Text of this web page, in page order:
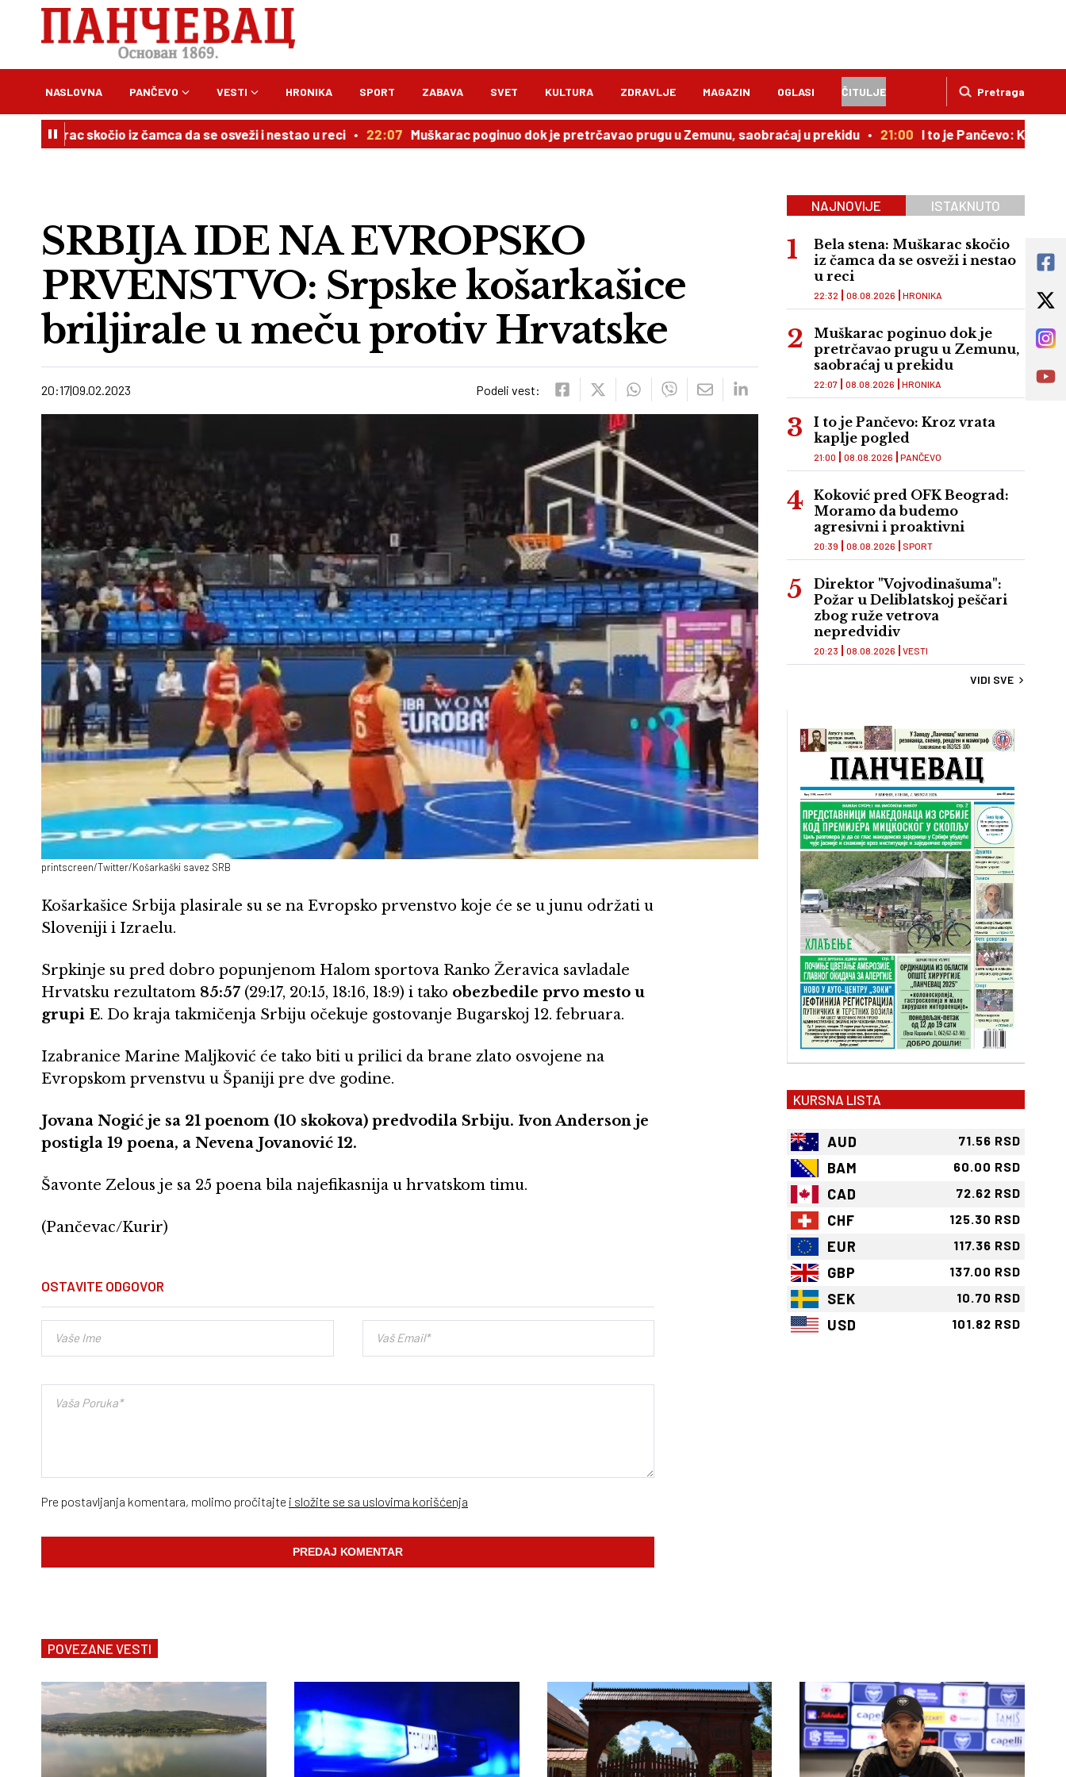
Pretraga
NASLOVNA PANČEVO VESTI HRONIKA SPORT ZABAVA SVET KULTURA ZDRAVLJE MAGAZIN OGLASI ČITULJE
skočio iz čamca da se osveži i nestao u reci 22:07 Muškarac poginuo dok je pretrčavao prugu u Zemunu, saobraćaj u prekidu 21:00 I to je Pančevo: Kroz vrata kaplje
SRBIJA IDE NA EVROPSKO
PRVENSTVO: Srpske košarkašice
briljirale u meču protiv Hrvatske
20:1709.02.2023 Podeli vest:
printscreen/Twitter/Košarkaški savez SRB
Košarkašice Srbija plasirale su se na Evropsko prvenstvo koje će se u junu održati u
Sloveniji i Izraelu.
Srpkinje su pred dobro popunjenom Halom sportova Ranko Žeravica savladale
Hrvatsku rezultatom 85:57 (29:17, 20:15, 18:16, 18:9) i tako obezbedile prvo mesto u
grupi E. Do kraja takmičenja Srbiju očekuje gostovanje Bugarskoj 12. februara.
Izabranice Marine Maljković će tako biti u prilici da brane zlato osvojene na
Evropskom prvenstvu u Španiji pre dve godine.
Jovana Nogić je sa 21 poenom (10 skokova) predvodila Srbiju. Ivon Anderson je
postigla 19 poena, a Nevena Jovanović 12.
Šavonte Zelous je sa 25 poena bila najefikasnija u hrvatskom timu.
(Pančevac/Kurir)
OSTAVITE ODGOVOR
Pre postavljanja komentara, molimo pročitajte i složite se sa uslovima korišćenja
NAJNOVIJE ISTAKNUTO
Bela stena: Muškarac skočio
iz čamca da se osveži i nestao
u reci
HRONIKA
22:32 08.08.2026
Muškarac poginuo dok je
pretrčavao prugu u Zemunu,
saobraćaj u prekidu
HRONIKA
22:07 08.08.2026
I to je Pančevo: Kroz vrata
kaplje pogled
PANČEVO
21:00 08.08.2026
Koković pred OFK Beograd:
Moramo da budemo
agresivni i proaktivni
SPORT
20:39 08.08.2026
Direktor "Vojvodinašuma":
Požar u Deliblatskoj peščari
zbog ruže vetrova
nepredvidiv
VESTI
20:23 08.08.2026
VIDI SVE
KURSNA LISTA
AUD 71.56 RSD
BAM 60.00 RSD
CAD 72.62 RSD
CHF 125.30 RSD
EUR 117.36 RSD
GBP 137.00 RSD
SEK 10.70 RSD
USD 101.82 RSD
POVEZANE VESTI